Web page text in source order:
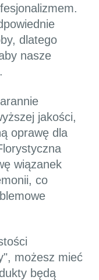
dlatego
nasze
jakości,
oprawę dla
wiązanek
co
możesz mieć
będą